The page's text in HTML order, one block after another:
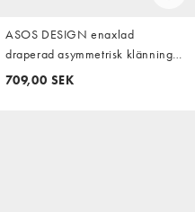
ASOS DESIGN enaxlad
draperad asymmetrisk klänning i
vinrött
709,00 SEK